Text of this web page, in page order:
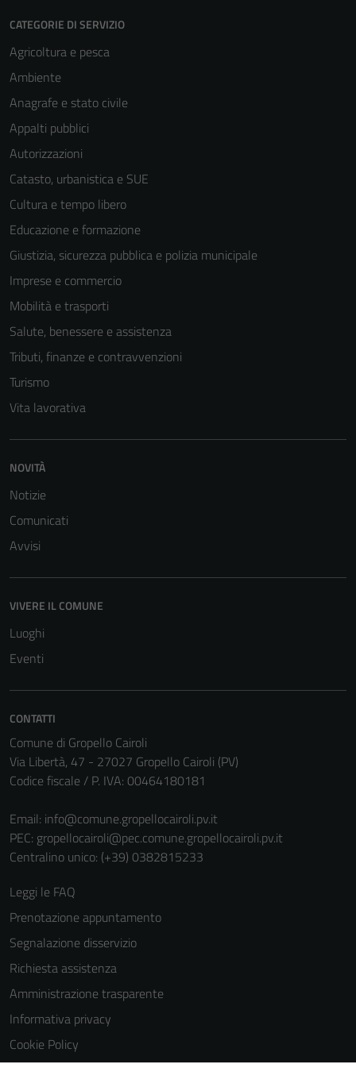
CATEGORIE DI SERVIZIO
Agricoltura e pesca
Ambiente
Anagrafe e stato civile
Appalti pubblici
Autorizzazioni
Catasto, urbanistica e SUE
Cultura e tempo libero
Educazione e formazione
Giustizia, sicurezza pubblica e polizia municipale
Imprese e commercio
Mobilità e trasporti
Salute, benessere e assistenza
Tributi, finanze e contravvenzioni
Turismo
Vita lavorativa
NOVITÀ
Notizie
Comunicati
Avvisi
VIVERE IL COMUNE
Luoghi
Eventi
CONTATTI
Comune di Gropello Cairoli
Via Libertà, 47 - 27027 Gropello Cairoli (PV)
Codice fiscale / P. IVA: 00464180181
Email: info@comune.gropellocairoli.pv.it
PEC: gropellocairoli@pec.comune.gropellocairoli.pv.it
Centralino unico: (+39) 0382815233
Leggi le FAQ
Prenotazione appuntamento
Segnalazione disservizio
Richiesta assistenza
Amministrazione trasparente
Informativa privacy
Cookie Policy
Note legali
Questi cookie